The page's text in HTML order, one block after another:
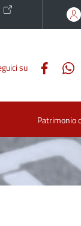
su
Patrimonio